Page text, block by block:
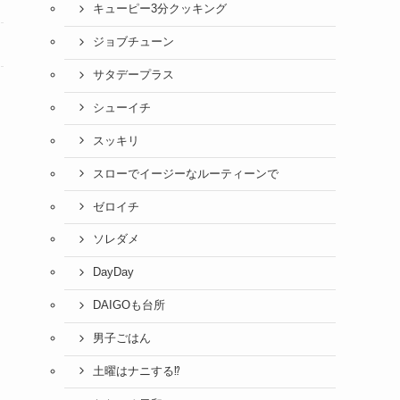
キューピー3分クッキング
ジョブチューン
サタデープラス
シューイチ
スッキリ
スローでイージーなルーティーンで
ゼロイチ
ソレダメ
DayDay
DAIGOも台所
男子ごはん
土曜はナニする⁉